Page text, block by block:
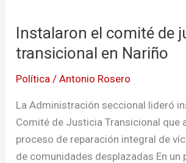
Instalaron el comité de
transicional en Nariño
Política /Antonio Rosero
La Administración seccional lideró
Comité de Justicia Transicional que
proceso de reparación integral de
de comunidades desplazadas En un
comité
de
transicional
en
Nariño